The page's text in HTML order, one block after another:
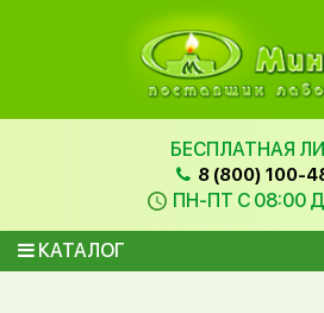
БЕСПЛАТНАЯ
8 (800) 100-
ПН-ПТ С 08:00
КАТАЛОГ